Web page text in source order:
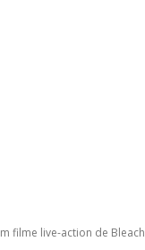
filme live-action de Bleach